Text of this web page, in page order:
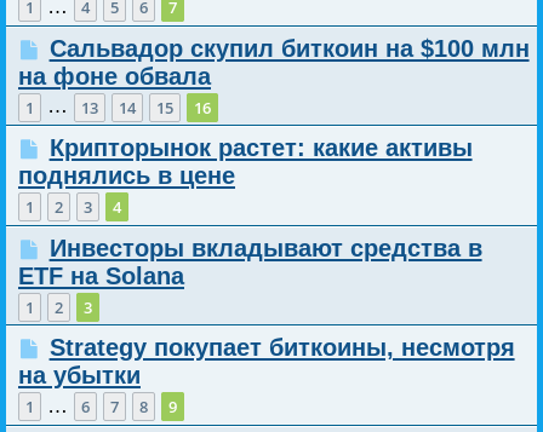
1 … 4 5 6 7
Сальвадор скупил биткоин на $100 млн
на фоне обвала
1 … 13 14 15 16
Крипторынок растет: какие активы
поднялись в цене
1 2 3 4
Инвесторы вкладывают средства в
ETF на Solana
1 2 3
Strategy покупает биткоины, несмотря
на убытки
1 … 6 7 8 9